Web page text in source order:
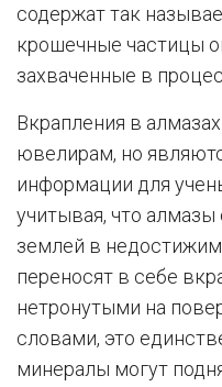
содержат так
крошечные частицы
захваченные в
Вкрапления в
ювелирам, но
информации для
учитывая, что алмазы
землей в
переносят в себе
нетронутыми на
словами, это
минералы могут